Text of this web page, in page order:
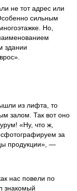
не тот адрес или
сильным
Но,
здании
из лифта, то
залом. Так вот оно
«Ну, что ж,
за
продукции», ―
нас повели по
знакомый